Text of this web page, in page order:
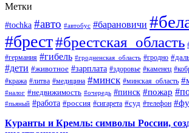
Метки
#tochka #авто #автобус #барановичи
#брест#брестская_область
#германия #гибель #гродненская_область #гродно
#дети #животное #зарплата #здоровье #каменец
#кража #литва #медицина #минск #минская_область
#налог #недвижимость #очередь #пинск #пожар
#пьяный #работа #россия #сигарета #суд #телефон
Куранты и Кремль: символы России,